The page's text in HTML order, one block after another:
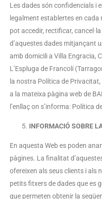
Les dades són confidencials i
legalment establertes en
pot accedir, rectificar,
d’aquestes dades mitjançant
amb domicili a Villa Engracia,
L’Espluga de Francolí
la nostra Política de Privacitat,
a la mateixa pàgina web de
l’enllaç on s’informa: Política
INFORMACIÓ SOBRE
En aquesta Web es poden
pàgines. La finalitat
ofereixen als seus clients i als
petits fitxers de dades que es
que permeten obtenir la